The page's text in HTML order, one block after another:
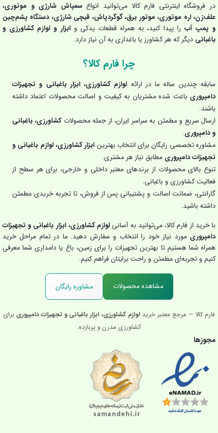
در فروشگاه اینترنتی فارم کالا می‌توانید انواعسمپاش شارژی و موتوری،
علف‌زن، اره موتوری، موتور برق، گوگردپاش، قیچی شارژی، دستگاه پشم‌چین
و پمپ آب را پیدا کنید، به همراه قطعات یدکی وابزار و لوازم کشاورزی و
باغبانی دیگر که هر کشاورز یا باغداری به آن نیاز دارد.
چرا فارم کالا؟
سابقه چندین ساله ما در ارائه لوازم کشاورزی، ابزار باغبانی و تجهیزات
دامپروری باعث شده مشتریان به کیفیت و اصالت محصولات اعتماد داشته
باشند.
ارسال سریع و مطمئن به سراسر ایران، از جمله محصولاتکشاورزی، باغبانی
و دامپروری.
مشاوره تخصصی رایگان برای انتخاب بهترین ابزار کشاورزی، لوازم باغبانی و
تجهیزات دامپروری مطابق نیاز هر مشتری.
تنوع بالای محصولات از برندهای معتبر داخلی و خارجی، برای هر سطح از
فعالیت کشاورزی و باغبانی.
گارانتی، ضمانت اصالت و پشتیبانی پس از فروش، تا تجربه خریدی مطمئن
داشته باشید.
با خرید از فارم کالا، می‌توانید به آسانی لوازم کشاورزی، ابزار باغبانی و تجهیزات
دامپروری مورد نیاز خود را انتخاب و سفارش دهید. ما در تمام مراحل خرید
همراه شما هستیم تا بهترین تجهیزات را برای زمین، باغ یا دامداری شما معرفی
کنیم و تجربه‌ای مطمئن و راحت برایتان فراهم کنیم.
مشاهده محصولات مشاوره رایگان
فارم کالا — مرجع معتبر خرید لوازم کشاورزی، ابزار باغبانی و تجهیزات دامپروری برای
کشاورزی مدرن و پربازده.
مجوزها